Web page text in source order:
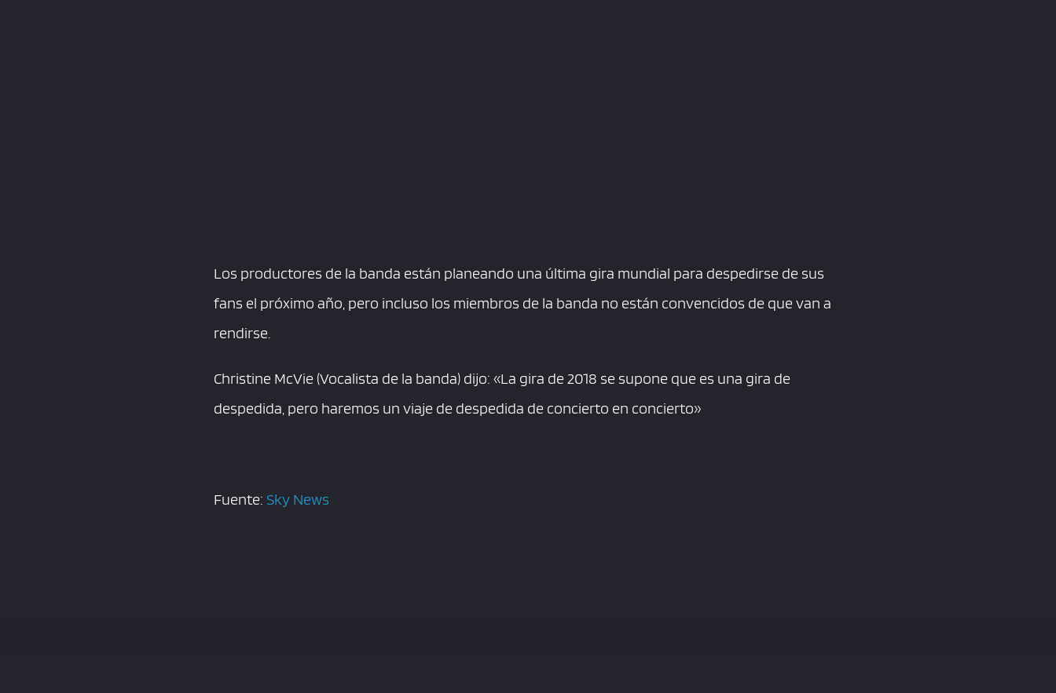
Los productores de la banda están planeando una última gira mundial para despedirse de sus
fans el próximo año, pero incluso los miembros de la banda no están convencidos de que van a
rendirse.
Christine McVie (Vocalista de la banda) dijo: «La gira de 2018 se supone que es una gira de
despedida, pero haremos un viaje de despedida de concierto en concierto»
Fuente: Sky News